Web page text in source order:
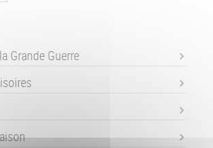
Grande Guerre